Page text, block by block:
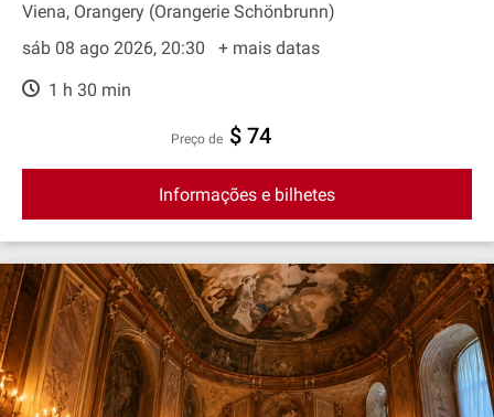
Viena, Orangery (Orangerie Schönbrunn)
sáb 08 ago 2026, 20:30
+ mais datas
1 h 30 min
preço de $ 74
Informações e bilhetes